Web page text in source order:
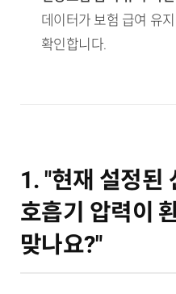
데이터가 보험 급여 유
확인합니다.
1. "현재 설정된
호흡기 압력이
맞나요?"